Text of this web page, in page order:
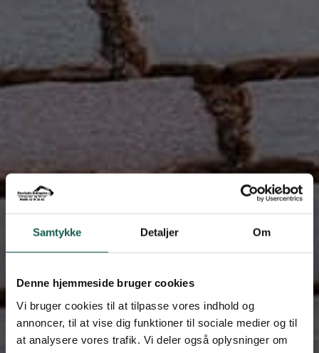
Samtykke Detaljer Om
Denne hjemmeside bruger cookies
Vi bruger cookies til at tilpasse vores indhold og
annoncer, til at vise dig funktioner til sociale medier og til
at analysere vores trafik. Vi deler også oplysninger om